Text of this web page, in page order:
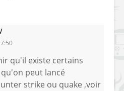
qu'il existe certains
peut lancé
strike ou quake ,voir